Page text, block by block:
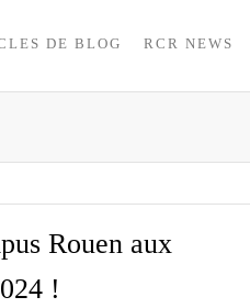
DE BLOG RCR NEWS
Rouen aux
!